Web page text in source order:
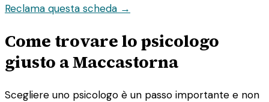
Reclama questa scheda →
Come trovare lo psicologo
giusto a Maccastorna
Scegliere uno psicologo è un passo importante e non